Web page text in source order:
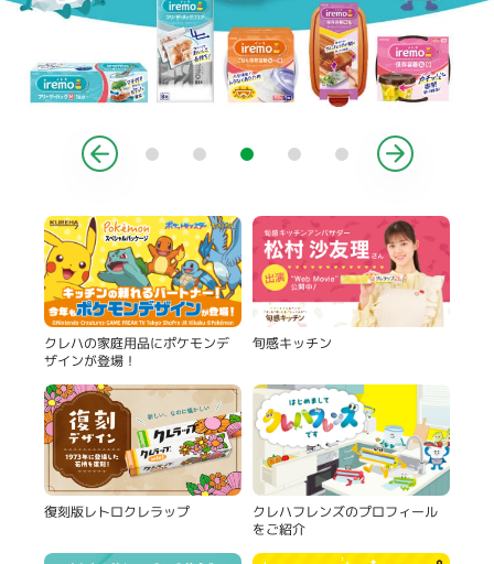
クレハの家庭用品にポケモンデ
ザインが登場！
旬感キッチン
復刻版レトロクレラップ クレハフレンズのプロフィール
をご紹介